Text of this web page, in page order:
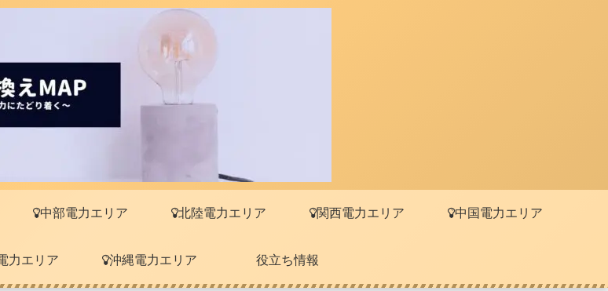
中部電力エリア 北陸電力エリア 関西電力エリア 中国電力エリア
力エリア 沖縄電力エリア 役立ち情報